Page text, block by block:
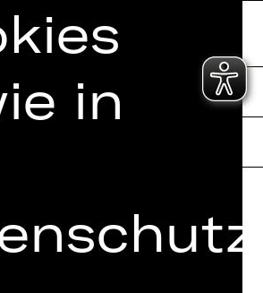
Jobs
Interner Bereich
in